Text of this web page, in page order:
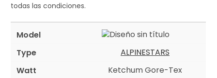
todas las condiciones.
ALPINESTARS
Ketchum Gore-Tex